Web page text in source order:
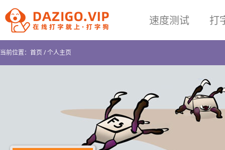
速度测试 打
当前位置： 首页/个人主页